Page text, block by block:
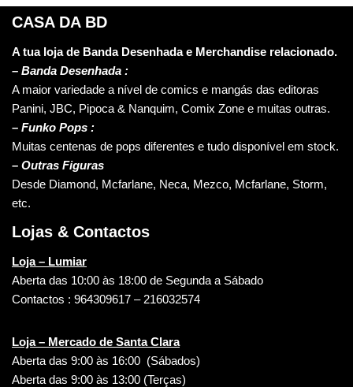
CASA DA BD
A tua loja de Banda Desenhada e Merchandise relacionado.
– Banda Desenhada :
A maior variedade a nível de comics e mangás das editoras
Panini, JBC, Pipoca & Nanquim, Comix Zone e muitas outras.
– Funko Pops :
Muitas centenas de pops diferentes e tudo disponível em stock.
– Outras Figuras
Desde Diamond, Mcfarlane, Neca, Mezco, Mcfarlane, Storm,
etc.
Lojas & Contactos
Loja – Lumiar
Aberta das 10:00 às 18:00 de Segunda a Sábado
Contactos : 964309617 – 216032574
Loja – Mercado de Santa Clara
Aberta das 9:00 às 16:00 (Sábados)
Aberta das 9:00 às 13:00 (Terças)